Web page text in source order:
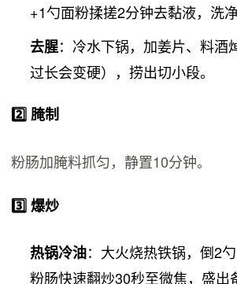
+1勺面粉揉搓2分钟去黏液，洗净
去腥：冷水下锅，加姜片、料酒
过长会变硬），捞出切小段。
2️⃣ 腌制
粉肠加腌料抓匀，静置10分钟。
3️⃣ 爆炒
热锅冷油：大火烧热铁锅，倒2
粉肠快速翻炒30秒至微焦，盛出